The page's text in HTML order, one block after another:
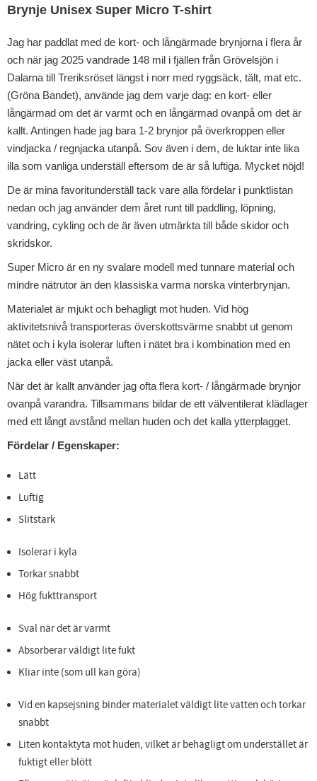
Brynje Unisex Super Micro T-shirt
Jag har paddlat med de kort- och långärmade brynjorna i flera år
och när jag 2025 vandrade 148 mil i fjällen från Grövelsjön i
Dalarna till Treriksröset längst i norr med ryggsäck, tält, mat etc.
(Gröna Bandet), använde jag dem varje dag: en kort- eller
långärmad om det är varmt och en långärmad ovanpå om det är
kallt. Antingen hade jag bara 1-2 brynjor på överkroppen eller
vindjacka / regnjacka utanpå. Sov även i dem, de luktar inte lika
illa som vanliga underställ eftersom de är så luftiga. Mycket nöjd!
De är mina favoritunderställ tack vare alla fördelar i punktlistan
nedan och jag använder dem året runt till paddling, löpning,
vandring, cykling och de är även utmärkta till både skidor och
skridskor.
Super Micro är en ny svalare modell med tunnare material och
mindre nätrutor än den klassiska varma norska vinterbrynjan.
Materialet är mjukt och behagligt mot huden. Vid hög
aktivitetsnivå transporteras överskottsvärme snabbt ut genom
nätet och i kyla isolerar luften i nätet bra i kombination med en
jacka eller väst utanpå.
När det är kallt använder jag ofta flera kort- / långärmade brynjor
ovanpå varandra. Tillsammans bildar de ett välventilerat klädlager
med ett långt avstånd mellan huden och det kalla ytterplagget.
Fördelar / Egenskaper:
Lätt
Luftig
Slitstark
Isolerar i kyla
Torkar snabbt
Hög fukttransport
Sval när det är varmt
Absorberar väldigt lite fukt
Kliar inte (som ull kan göra)
Vid en kapsejsning binder materialet väldigt lite vatten och torkar
snabbt
Liten kontaktyta mot huden, vilket är behagligt om understället är
fuktigt eller blött